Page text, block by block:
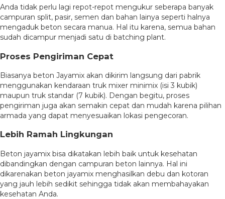
Anda tidak perlu lagi repot-repot mengukur seberapa banyak
campuran split, pasir, semen dan bahan lainya seperti halnya
mengaduk beton secara manua. Hal itu karena, semua bahan
sudah dicampur menjadi satu di batching plant.
Proses Pengiriman Cepat
Biasanya beton Jayamix akan dikirim langsung dari pabrik
menggunakan kendaraan truk mixer minimix (isi 3 kubik)
maupun truk standar (7 kubik). Dengan begitu, proses
pengiriman juga akan semakin cepat dan mudah karena pilihan
armada yang dapat menyesuaikan lokasi pengecoran.
Lebih Ramah Lingkungan
Beton jayamix bisa dikatakan lebih baik untuk kesehatan
dibandingkan dengan campuran beton lainnya. Hal ini
dikarenakan beton jayamix menghasilkan debu dan kotoran
yang jauh lebih sedikit sehingga tidak akan membahayakan
kesehatan Anda.